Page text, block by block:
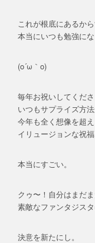
これが根底にあるから
本当にいつも勉強に
(ο´ω｀ο)ゝ
毎年お祝いしてくだ
いつもサプライズ方
今年も全く想像を超
イリュージョンな祝
本当にすごい。
クゥ〜！自分はまだ
素敵なファンタジス
決意を新たにし。